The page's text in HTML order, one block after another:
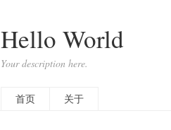
Hello World
Your description here.
首页
关于